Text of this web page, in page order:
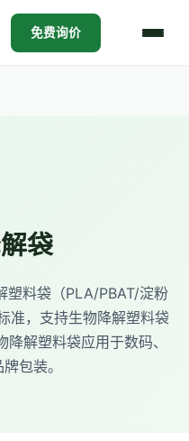
免费询价
袋
塑料袋（PLA/PBAT/淀粉
准，支持生物降解塑料袋
解塑料袋应用于数码、
包装。